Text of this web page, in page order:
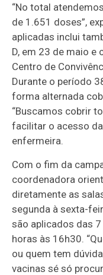
“No total
de 1.651 doses”,
aplicadas inclui
D, em 23 de maio e
Centro de
Durante o período
forma alternada
“Buscamos cobrir
facilitar o acesso
enfermeira.
Com o fim da
coordenadora
diretamente as
segunda à sexta-
são aplicados das
horas às 16h30.
ou quem tem
vacinas sé só